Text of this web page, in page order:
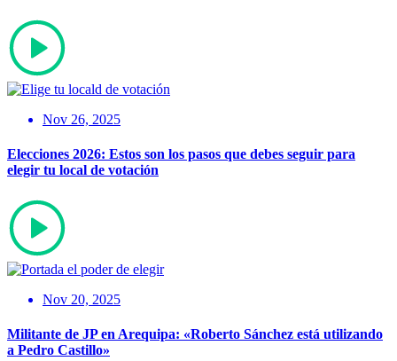
Nov 26, 2025
Elecciones 2026: Estos son los pasos que debes seguir para
elegir tu local de votación
Nov 20, 2025
Militante de JP en Arequipa: «Roberto Sánchez está utilizando
a Pedro Castillo»